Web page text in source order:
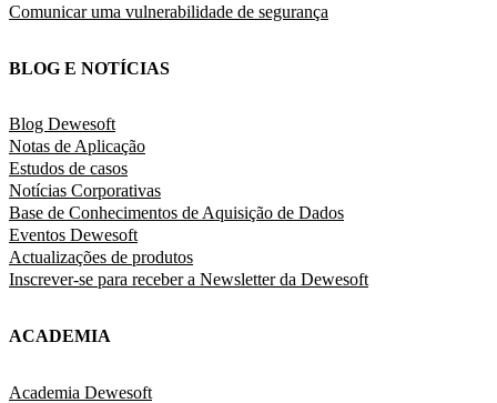
Comunicar uma vulnerabilidade de segurança
BLOG E NOTÍCIAS
Blog Dewesoft
Notas de Aplicação
Estudos de casos
Notícias Corporativas
Base de Conhecimentos de Aquisição de Dados
Eventos Dewesoft
Actualizações de produtos
Inscrever-se para receber a Newsletter da Dewesoft
ACADEMIA
Academia Dewesoft